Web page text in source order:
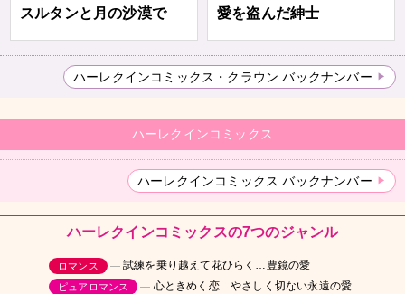
スルタンと月の沙漠で 愛を盗んだ紳士
ハーレクインコミックス・クラウン バックナンバー
ハーレクインコミックス
ハーレクインコミックス バックナンバー
ハーレクインコミックスの7つのジャンル
ロマンス 試練を乗り越えて花ひらく…豊鏡の愛
ピュアロマンス 心ときめく恋…やさしく切ない永遠の愛